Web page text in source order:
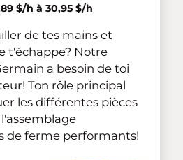
$/h à 30,95 $/h
de tes mains et
t'échappe? Notre
a besoin de toi
Ton rôle principal
les différentes pièces
de ferme performants!